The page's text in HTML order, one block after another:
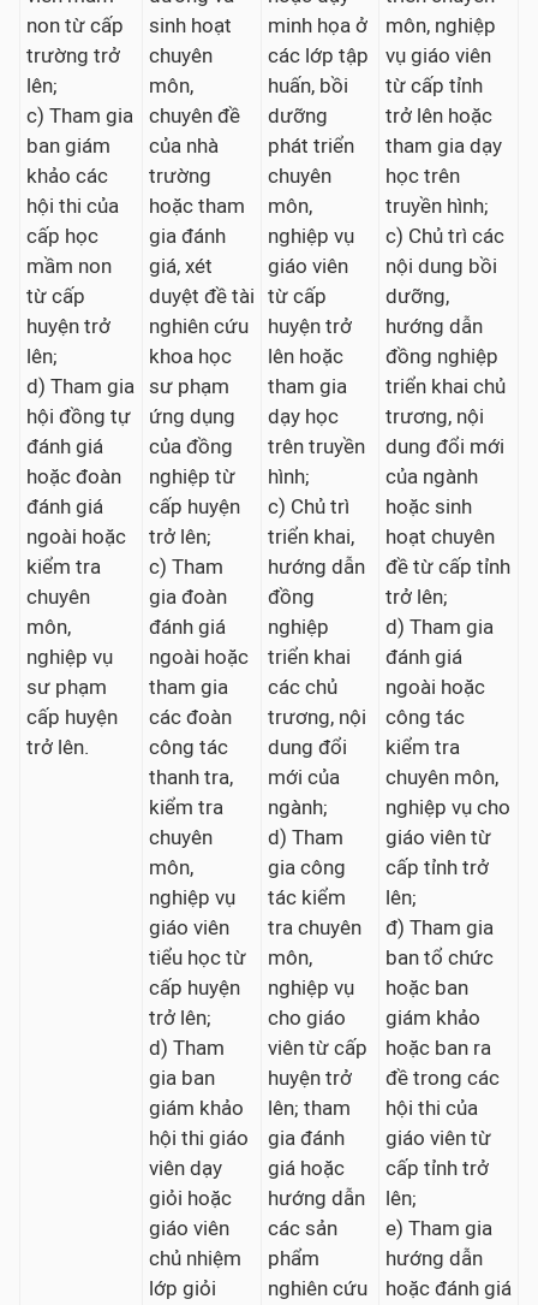
non từ cấp
trường trở
lên;
c) Tham gia
ban giám
khảo các
hội thi của
cấp học
mầm non
từ cấp
huyện trở
lên;
d) Tham gia
hội đồng tự
đánh giá
hoặc đoàn
đánh giá
ngoài hoặc
kiểm tra
chuyên
môn,
nghiệp vụ
sư phạm
cấp huyện
trở lên.
sinh hoạt
chuyên
môn,
chuyên đề
của nhà
trường
hoặc tham
gia đánh
giá, xét
duyệt đề tài
nghiên cứu
khoa học
sư phạm
ứng dụng
của đồng
nghiệp từ
cấp huyện
trở lên;
c) Tham
gia đoàn
đánh giá
ngoài hoặc
tham gia
các đoàn
công tác
thanh tra,
kiểm tra
chuyên
môn,
nghiệp vụ
giáo viên
tiểu học từ
cấp huyện
trở lên;
d) Tham
gia ban
giám khảo
hội thi giáo
viên dạy
giỏi hoặc
giáo viên
chủ nhiệm
lớp giỏi
minh họa ở
các lớp tập
huấn, bồi
dưỡng
phát triển
chuyên
môn,
nghiệp vụ
giáo viên
từ cấp
huyện trở
lên hoặc
tham gia
dạy học
trên truyền
hình;
c) Chủ trì
triển khai,
hướng dẫn
đồng
nghiệp
triển khai
các chủ
trương, nội
dung đổi
mới của
ngành;
d) Tham
gia công
tác kiểm
tra chuyên
môn,
nghiệp vụ
cho giáo
viên từ cấp
huyện trở
lên; tham
gia đánh
giá hoặc
hướng dẫn
các sản
phẩm
nghiên cứu
môn, nghiệp
vụ giáo viên
từ cấp tỉnh
trở lên hoặc
tham gia dạy
học trên
truyền hình;
c) Chủ trì các
nội dung bồi
dưỡng,
hướng dẫn
đồng nghiệp
triển khai chủ
trương, nội
dung đổi mới
của ngành
hoặc sinh
hoạt chuyên
đề từ cấp tỉnh
trở lên;
d) Tham gia
đánh giá
ngoài hoặc
công tác
kiểm tra
chuyên môn,
nghiệp vụ cho
giáo viên từ
cấp tỉnh trở
lên;
đ) Tham gia
ban tổ chức
hoặc ban
giám khảo
hoặc ban ra
đề trong các
hội thi của
giáo viên từ
cấp tỉnh trở
lên;
e) Tham gia
hướng dẫn
hoặc đánh giá